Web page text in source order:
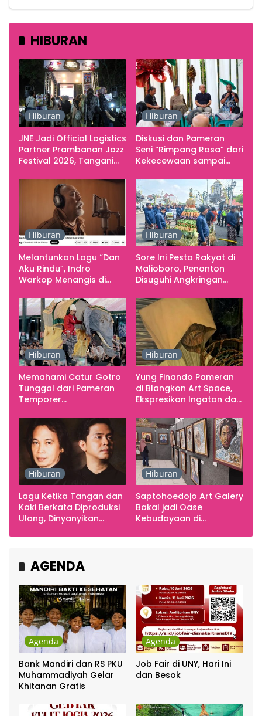
HIBURAN
Hiburan
JNE Jadi Official Logistics
Partner Prambanan Jazz
Festival 2026, Tangani
Kebutuhan Konser
Hiburan
Diskusi dan Pameran
Seni “Rimpang Rasa” dari
Kekecewaan sampai
Yogyakarta sebagai
Pusat Pergerakan Seni
Rupa Indonesia
Hiburan
Melantunkan Lagu “Dan
Aku Rindu”, Indro
Warkop Menangis di
Hiburan
Sore Ini Pesta Rakyat di
Malioboro, Penonton
Disuguhi Angkringan
Hiburan
Memahami Catur Gotro
Tunggal dari Pameran
Temporer
Hiburan
Yung Finando Pameran
di Blangkon Art Space,
Ekspresikan Ingatan dan
Hiburan
Lagu Ketika Tangan dan
Kaki Berkata Diproduksi
Ulang, Dinyanyikan
Hiburan
Saptohoedojo Art Galery
Bakal jadi Oase
Kebudayaan di
AGENDA
Agenda
Bank Mandiri dan RS PKU
Muhammadiyah Gelar
Khitanan Gratis
Agenda
Job Fair di UNY, Hari Ini
dan Besok